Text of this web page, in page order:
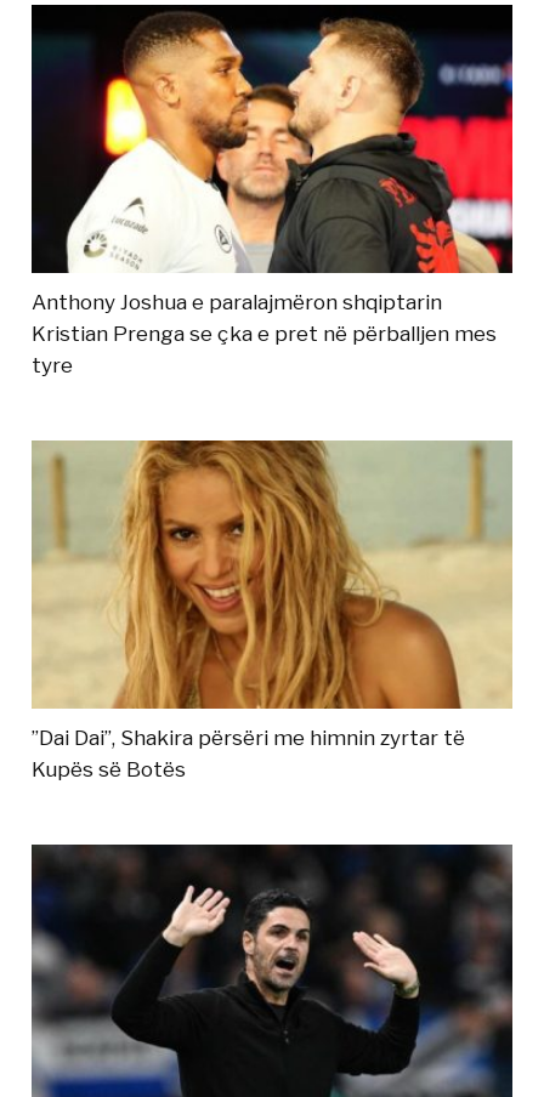
Anthony Joshua e paralajmëron shqiptarin
Kristian Prenga se çka e pret në përballjen mes
tyre
”Dai Dai”, Shakira përsëri me himnin zyrtar të
Kupës së Botës